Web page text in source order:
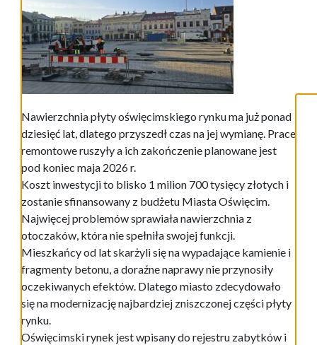
Nawierzchnia płyty oświęcimskiego rynku ma już ponad
dziesięć lat, dlatego przyszedł czas na jej wymianę. Prace
remontowe ruszyły a ich zakończenie planowane jest
pod koniec maja 2026 r.
Koszt inwestycji to blisko 1 milion 700 tysięcy złotych i
zostanie sfinansowany z budżetu Miasta Oświęcim.
Najwięcej problemów sprawiała nawierzchnia z
otoczaków, która nie spełniła swojej funkcji.
Mieszkańcy od lat skarżyli się na wypadające kamienie i
fragmenty betonu, a doraźne naprawy nie przynosiły
oczekiwanych efektów. Dlatego miasto zdecydowało
się na modernizację najbardziej zniszczonej części płyty
rynku.
Oświęcimski rynek jest wpisany do rejestru zabytków i